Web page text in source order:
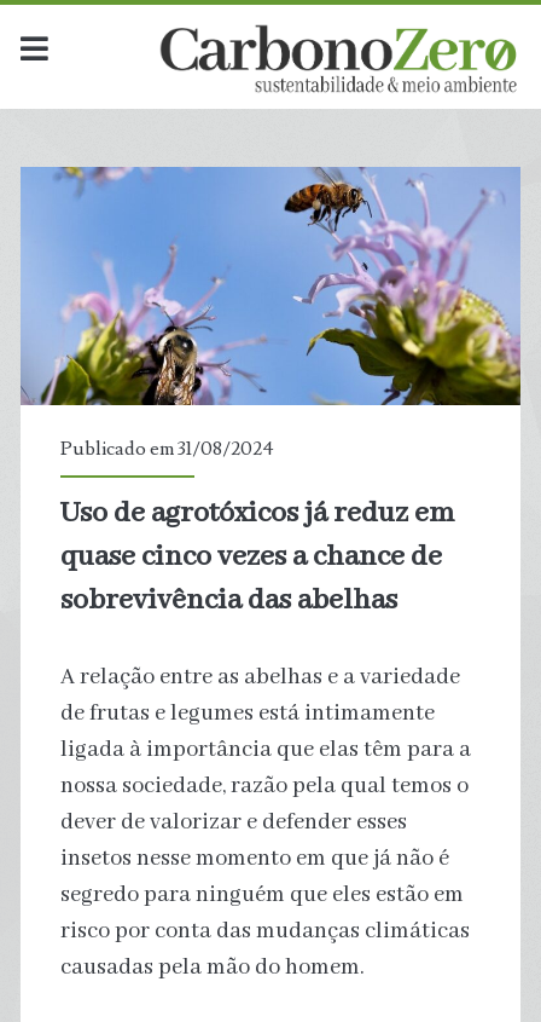
Publicado em 31/08/2024
Uso de agrotóxicos já reduz em
quase cinco vezes a chance de
sobrevivência das abelhas
A relação entre as abelhas e a variedade
de frutas e legumes está intimamente
ligada à importância que elas têm para a
nossa sociedade, razão pela qual temos o
dever de valorizar e defender esses
insetos nesse momento em que já não é
segredo para ninguém que eles estão em
risco por conta das mudanças climáticas
causadas pela mão do homem.